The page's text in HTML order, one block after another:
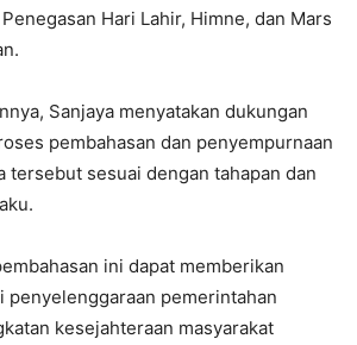
Hari Lahir, Himne, dan Mars
Sanjaya menyatakan dukungan
pembahasan dan penyempurnaan
tersebut sesuai dengan tahapan dan
ini dapat memberikan
penyelenggaraan pemerintahan
kesejahteraan masyarakat